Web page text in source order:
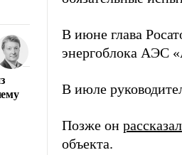
не
В июне глава
энергоблока АЭС
В июле
Позже он рассказал
объекта.